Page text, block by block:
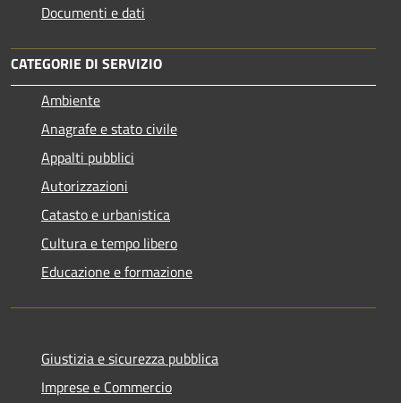
Documenti e dati
CATEGORIE DI SERVIZIO
Ambiente
Anagrafe e stato civile
Appalti pubblici
Autorizzazioni
Catasto e urbanistica
Cultura e tempo libero
Educazione e formazione
Giustizia e sicurezza pubblica
Imprese e Commercio